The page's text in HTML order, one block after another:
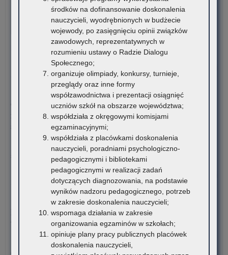
Procesie Inwestycyjno-Budowlanym
Komitet Główny Ogólnopolskiej Olimpiady Wiedzy
o Procesie Inwestycyjno-Budowlanym przekazuje
5 sierpnia 2026
Ogłoszenie o naborze kandydatów na stanowisko doradcy
metodycznego dla nauczycieli szkół i placówek znajdujących
się na terenie województwa małopolskiego
Kuratorium Oświaty w Krakowie ogłasza nabór kandydatów na
stanowisko doradców…
5 sierpnia 2026
Materiały dotyczące nowych podstaw programowych
wprowadzanych w związku z Reformą Kompas Jutra
Instytut Badań Edukacyjnych-Państwowy Instytut Badawczy
oraz Ośrodek Rozwoju Edukacji zapraszają…
środków na dofinansowanie doskonalenia
nauczycieli, wyodrębnionych w budżecie
wojewody, po zasięgnięciu opinii związków
zawodowych, reprezentatywnych w
rozumieniu ustawy o Radzie Dialogu
Społecznego;
organizuje olimpiady, konkursy, turnieje,
przeglądy oraz inne formy
współzawodnictwa i prezentacji osiągnięć
uczniów szkół na obszarze województwa;
współdziała z okręgowymi komisjami
egzaminacyjnymi;
współdziała z placówkami doskonalenia
nauczycieli, poradniami psychologiczno-
pedagogicznymi i bibliotekami
pedagogicznymi w realizacji zadań
dotyczących diagnozowania, na podstawie
wyników nadzoru pedagogicznego, potrzeb
w zakresie doskonalenia nauczycieli;
wspomaga działania w zakresie
organizowania egzaminów w szkołach;
opiniuje plany pracy publicznych placówek
doskonalenia nauczycieli,